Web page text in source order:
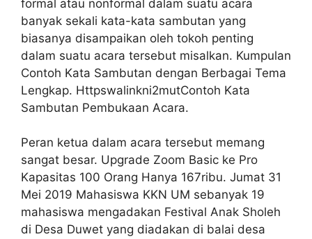
formal atau nonformal dalam suatu acara
banyak sekali kata-kata sambutan yang
biasanya disampaikan oleh tokoh penting
dalam suatu acara tersebut misalkan. Kumpulan
Contoh Kata Sambutan dengan Berbagai Tema
Lengkap. Httpswalinkni2mutContoh Kata
Sambutan Pembukaan Acara.
Peran ketua dalam acara tersebut memang
sangat besar. Upgrade Zoom Basic ke Pro
Kapasitas 100 Orang Hanya 167ribu. Jumat 31
Mei 2019 Mahasiswa KKN UM sebanyak 19
mahasiswa mengadakan Festival Anak Sholeh
di Desa Duwet yang diadakan di balai desa